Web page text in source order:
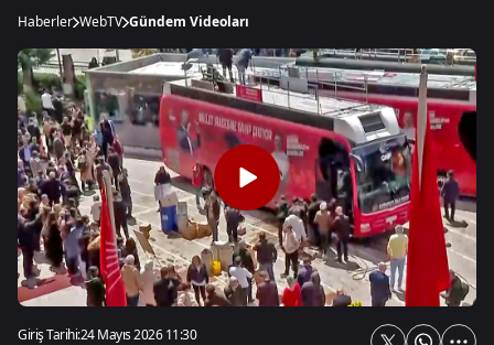
Haberler WebTV Gündem Videoları
Giriş Tarihi:24 Mayıs 2026 11:30